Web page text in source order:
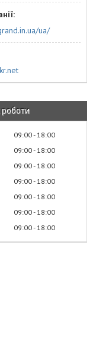
ua/
роботи
09:00 18:00
09:00 18:00
09:00 18:00
09:00 18:00
09:00 18:00
09:00 18:00
09:00 18:00